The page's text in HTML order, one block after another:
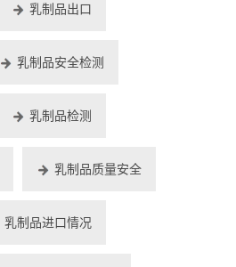
乳制品出口
乳制品安全检测
乳制品检测
乳制品质量安全
乳制品进口情况